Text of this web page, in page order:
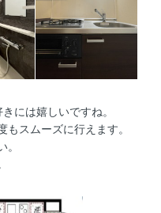
には嬉しいですね。
スムーズに行えます。